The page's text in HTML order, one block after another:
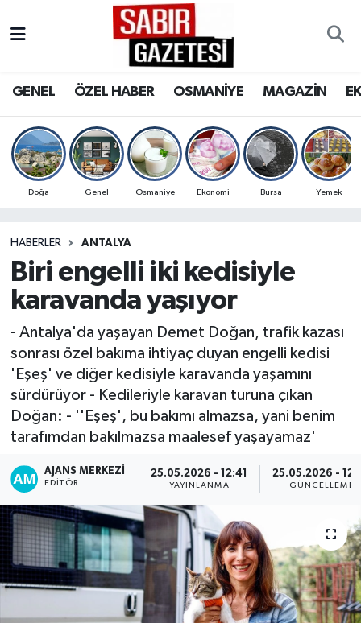
GENEL ÖZEL HABER OSMANİYE MAGAZİN
Doğa Genel Osmaniye Ekonomi Bursa Yemek
HABERLER ANTALYA
Biri engelli iki kedisiyle
karavanda yaşıyor
- Antalya'da yaşayan Demet Doğan, trafik kazası
sonrası özel bakıma ihtiyaç duyan engelli kedisi
'Eşeş' ve diğer kedisiyle karavanda yaşamını
sürdürüyor - Kedileriyle karavan turuna çıkan
Doğan: - ''Eşeş', bu bakımı almazsa, yani benim
tarafımdan bakılmazsa maalesef yaşayamaz'
AJANS MERKEZI
EDITÖR
25.05.2026 - 12:41
YAYINLANMA
25.05.2026 -
GÜNCELLEME
OSMANİYE
MAGAZİN
SPOR
RESMİ İLANLAR
Osmaniye Nöbetçi Eczaneler
Osmaniye Trafik Yoğunluk Haritası
Süper Lig Puan Durumu ve Fikstür
Son Dakika Haberleri
Haber Arşivi